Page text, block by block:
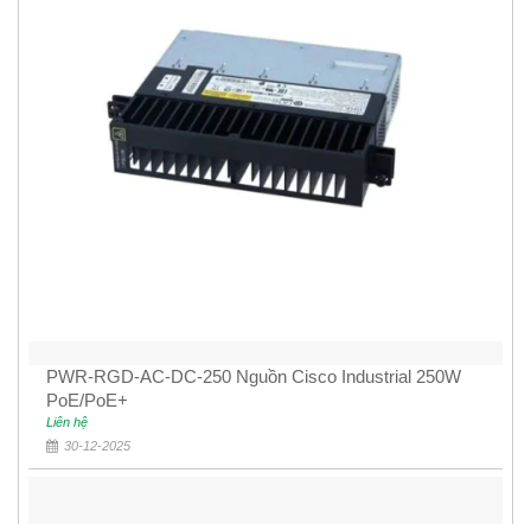
PWR-RGD-AC-DC-250 Nguồn Cisco Industrial 250W
PoE/PoE+
Liên hệ
30-12-2025